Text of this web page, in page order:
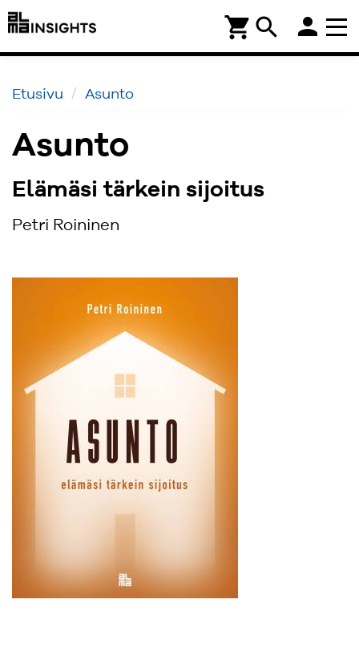
search
shopping_cart person
Etusivu Asunto
Asunto
Elämäsi tärkein sijoitus
Petri Roininen